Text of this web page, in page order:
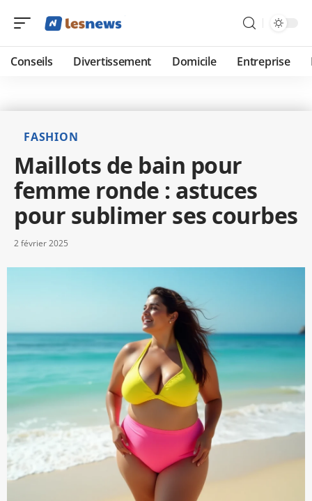
Conseils Divertissement Domicile Entreprise
FASHION
Maillots de bain pour
femme ronde : astuces
pour sublimer ses courbes
2 février 2025